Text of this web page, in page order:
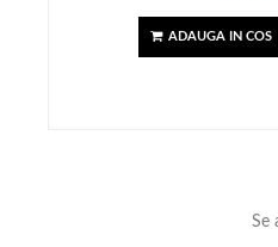
ADAUGA IN COS
Se